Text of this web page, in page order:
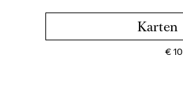
Karten
€10